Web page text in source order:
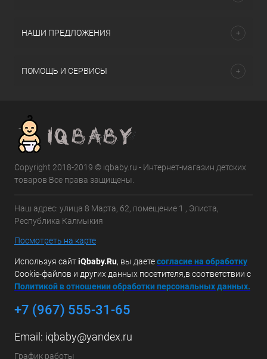
НАШИ ПРЕДЛОЖЕНИЯ
ПОМОЩЬ И СЕРВИСЫ
Copyright 2018-2019 © iqbaby.ru - Интернет-магазин детских
товаров Все права защищены.
Наш адрес: улица 8 Марта, 62, помещение 1 , Элиста,
Республика Калмыкия
Посмотреть на карте
Используя сайтiQbaby.Ru, вы даетесогласие на обработку
Cookie-файлов и других данных посетителя,в соответствии с
Политикой в отношении обработки персональных данных.
+7 (967) 555-31-65
Email: iqbaby@yandex.ru
График работы